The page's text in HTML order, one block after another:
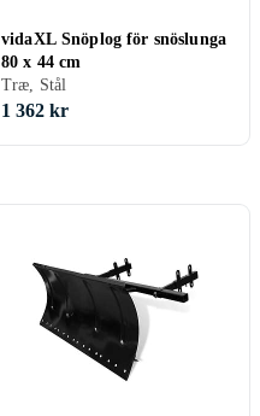
vidaXL Snöplog för snöslunga
80 x 44 cm
Træ, Stål
1 362 kr